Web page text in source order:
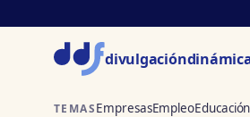
divulgación
TEMASEmpresasEmpleoEducación